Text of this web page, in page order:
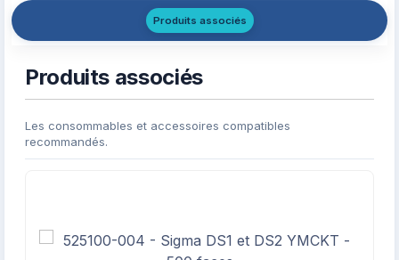
Produits associés
Produits associés
Les consommables et accessoires compatibles
recommandés.